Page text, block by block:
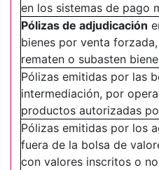
en los sistemas de pago
Pólizas de adjudicación
bienes por venta
rematen o subasten
Pólizas emitidas por las
intermediación, por
productos autorizadas
Pólizas emitidas por los
fuera de la bolsa de
con valores inscritos o